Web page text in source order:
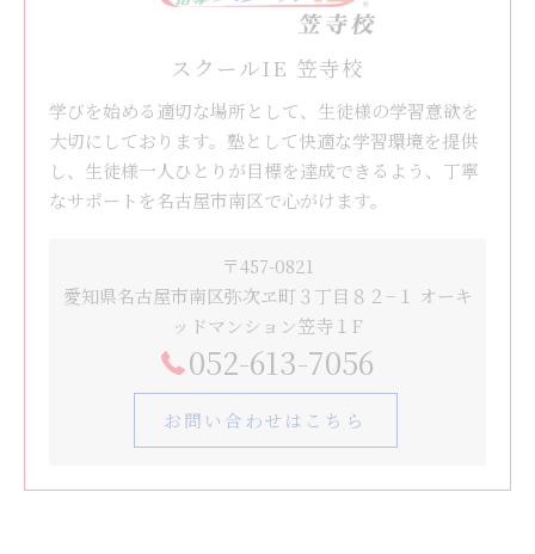
スクールIE 笠寺校
学びを始める適切な場所として、生徒様の学習意欲を
大切にしております。塾として快適な学習環境を提供
し、生徒様一人ひとりが目標を達成できるよう、丁寧
なサポートを名古屋市南区で心がけます。
〒457-0821
愛知県名古屋市南区弥次ヱ町３丁目８２−１ オーキ
ッドマンション笠寺１F
052-613-7056
お問い合わせはこちら